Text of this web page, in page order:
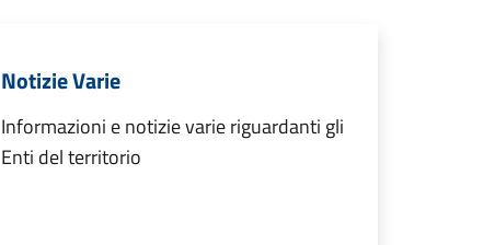
Notizie Varie
Informazioni e notizie varie riguardanti gli
Enti del territorio